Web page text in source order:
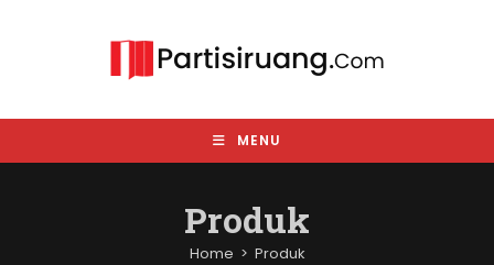
MENU
Produk
Home > Produk